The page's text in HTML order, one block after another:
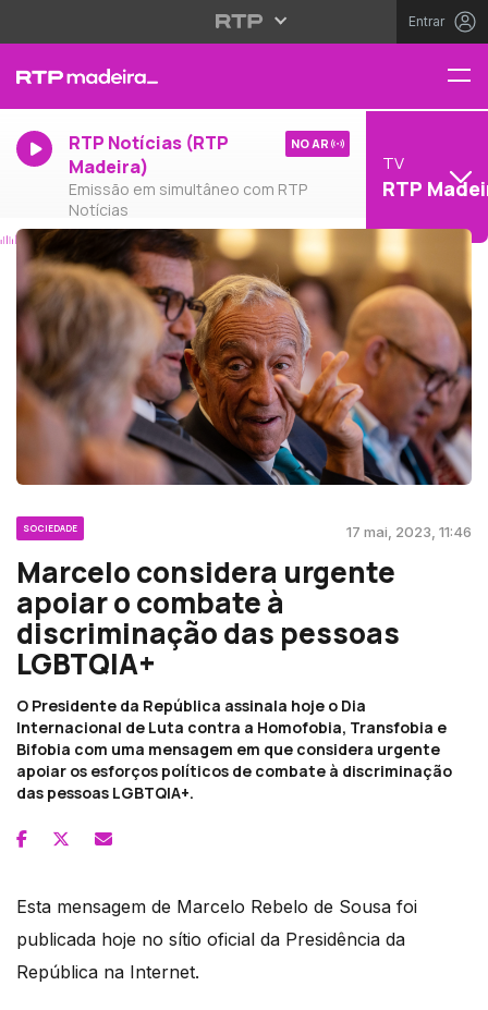
Entrar
RTP Notícias (RTP
Madeira)
Emissão em simultâneo com RTP
Notícias
NO AR
TV
RTP
SOCIEDADE 17 mai, 2023, 11:46
Marcelo considera urgente
apoiar o combate à
discriminação das pessoas
LGBTQIA+
O Presidente da República assinala hoje o Dia
Internacional de Luta contra a Homofobia, Transfobia e
Bifobia com uma mensagem em que considera urgente
apoiar os esforços políticos de combate à discriminação
das pessoas LGBTQIA+.
Esta mensagem de Marcelo Rebelo de Sousa foi
publicada hoje no sítio oficial da Presidência da
República na Internet.